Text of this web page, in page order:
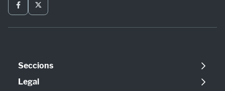
Seccions
Política
Legal